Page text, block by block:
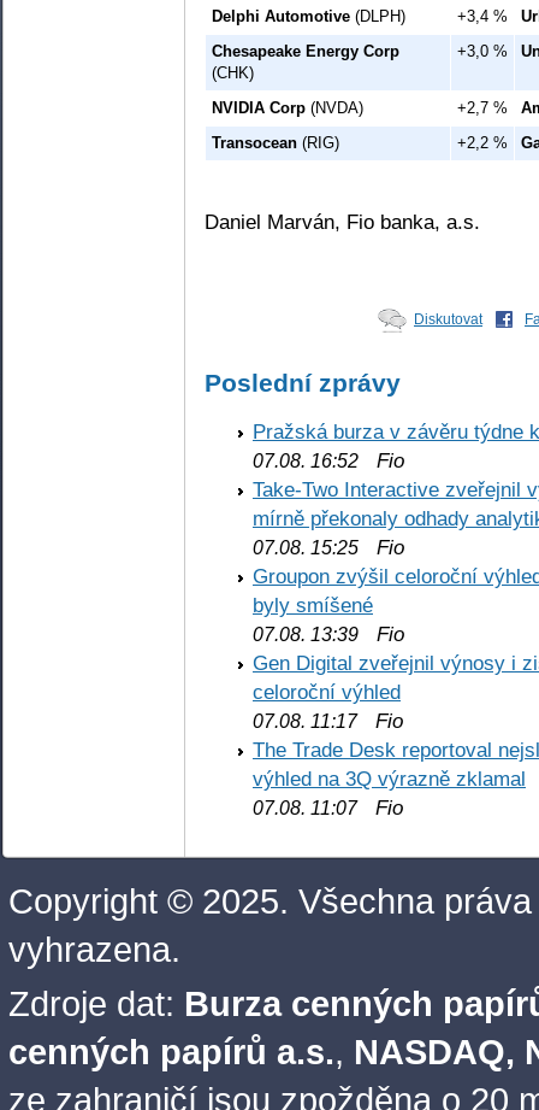
Delphi Automotive (DLPH) +3,4 %
Chesapeake Energy Corp
(CHK)
+3,0 %
NVIDIA Corp (NVDA) +2,7 %
Transocean (RIG) +2,2 %
Daniel Marván, Fio banka, a.s.
Diskutovat
Poslední zprávy
Pražská burza v závěru týdne
07.08. 16:52 Fio
Take-Two Interactive zveřejnil
mírně překonaly odhady
07.08. 15:25 Fio
Groupon zvýšil celoroční
byly smíšené
07.08. 13:39 Fio
Gen Digital zveřejnil výnosy i
celoroční výhled
07.08. 11:17Fio
The Trade Desk reportoval
výhled na 3Q výrazně zklamal
07.08. 11:07Fio
Copyright © 2025. Všechna práva
vyhrazena.
Zdroje dat: Burza cenných
cenných papírů a.s., NASDAQ,
ze zahraničí jsou zpožděna o 20